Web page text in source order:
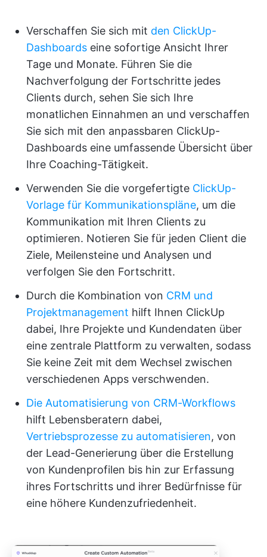
Verschaffen Sie sich mit den ClickUp-
Dashboards eine sofortige Ansicht Ihrer
Tage und Monate. Führen Sie die
Nachverfolgung der Fortschritte jedes
Clients durch, sehen Sie sich Ihre
monatlichen Einnahmen an und verschaffen
Sie sich mit den anpassbaren ClickUp-
Dashboards eine umfassende Übersicht über
Ihre Coaching-Tätigkeit.
Verwenden Sie die vorgefertigte ClickUp-
Vorlage für Kommunikationspläne, um die
Kommunikation mit Ihren Clients zu
optimieren. Notieren Sie für jeden Client die
Ziele, Meilensteine und Analysen und
verfolgen Sie den Fortschritt.
Durch die Kombination von CRM und
Projektmanagement hilft Ihnen ClickUp
dabei, Ihre Projekte und Kundendaten über
eine zentrale Plattform zu verwalten, sodass
Sie keine Zeit mit dem Wechsel zwischen
verschiedenen Apps verschwenden.
Die Automatisierung von CRM-Workflows
hilft Lebensberatern dabei,
Vertriebsprozesse zu automatisieren, von
der Lead-Generierung über die Erstellung
von Kundenprofilen bis hin zur Erfassung
ihres Fortschritts und ihrer Bedürfnisse für
eine höhere Kundenzufriedenheit.